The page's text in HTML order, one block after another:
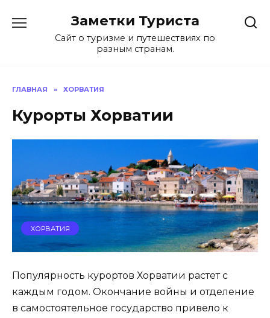
содержанию
Заметки Туриста
Сайт о туризме и путешествиях по
разным странам.
ГЛАВНАЯ » ХОРВАТИЯ
Курорты Хорватии
ХОРВАТИЯ
Популярность курортов Хорватии растет с
каждым годом. Окончание войны и отделение
в самостоятельное государство привело к